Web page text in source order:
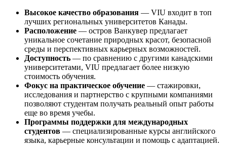
Высокое качество образования — VIU входит в топ
лучших региональных университетов Канады.
Расположение — остров Ванкувер предлагает
уникальное сочетание природных красот, безопасной
среды и перспективных карьерных возможностей.
Доступность — по сравнению с другими канадскими
университетами, VIU предлагает более низкую
стоимость обучения.
Фокус на практическое обучение — стажировки,
исследования и партнерство с крупными компаниями
позволяют студентам получать реальный опыт работы
еще во время учебы.
Программы поддержки для международных
студентов — специализированные курсы английского
языка, карьерные консультации и помощь с адаптацией.